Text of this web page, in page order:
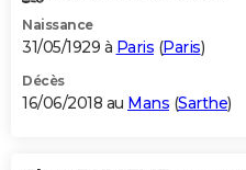
Naissance
31/05/1929 à Paris (Paris)
Décès
16/06/2018 au Mans (Sarthe)